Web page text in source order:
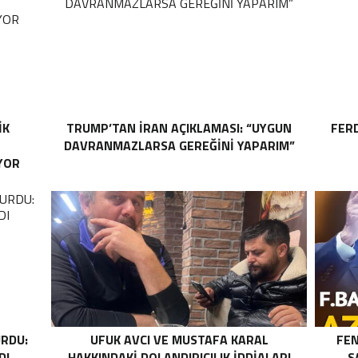
TRUMP’TAN İRAN AÇIKLAMASI: “UYGUN
DAVRANMAZLARSA GEREĞINI YAPARIM”
UFUK AVCI VE MUSTAFA KARAL